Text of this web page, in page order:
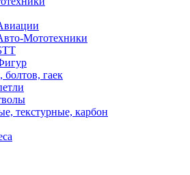
Мототехники
гаек
текстурные, карбон